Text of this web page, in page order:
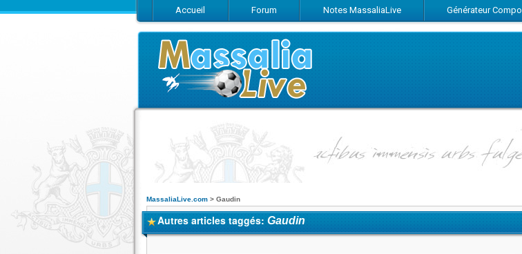
Accueil Forum Notes MassaliaLive Générateur Compo
Suivez-nous sur Facebook
Suivez-nous sur TwitterAbonnez-vous au flux RSS
MassaliaLive.com > Gaudin
Autres articles taggés: Gaudin